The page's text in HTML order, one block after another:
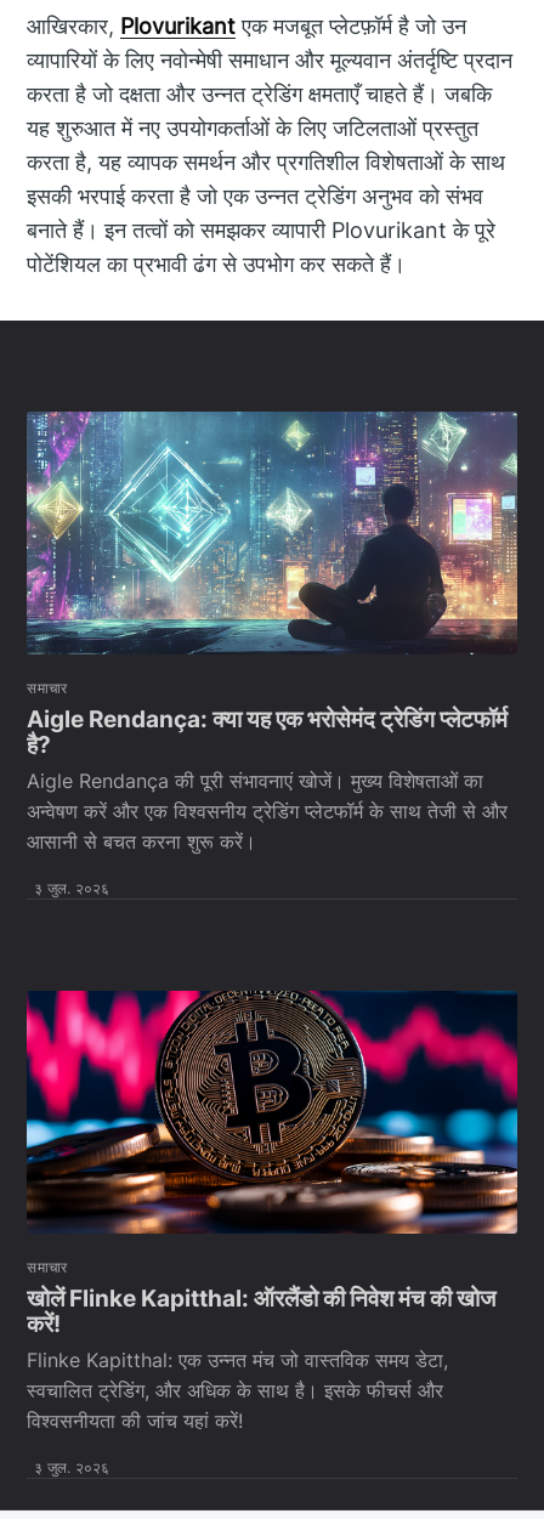
आखिरकार, Plovurikantएक मजबूत प्लेटफ़ॉर्म है जो उन
व्यापारियों के लिए नवोन्मेषी समाधान और मूल्यवान अंतर्दृष्टि प्रदान
करता है जो दक्षता और उन्नत ट्रेडिंग क्षमताएँ चाहते हैं। जबकि
यह शुरुआत में नए उपयोगकर्ताओं के लिए जटिलताओं प्रस्तुत
करता है, यह व्यापक समर्थन और प्रगतिशील विशेषताओं के साथ
इसकी भरपाई करता है जो एक उन्नत ट्रेडिंग अनुभव को संभव
बनाते हैं। इन तत्वों को समझकर व्यापारी Plovurikant के पूरे
पोटेंशियल का प्रभावी ढंग से उपभोग कर सकते हैं।
समाचार
Aigle Rendança: क्या यह एक भरोसेमंद ट्रेडिंग प्लेटफॉर्म
है?
Aigle Rendança की पूरी संभावनाएं खोजें। मुख्य विशेषताओं का
अन्वेषण करें और एक विश्वसनीय ट्रेडिंग प्लेटफॉर्म के साथ तेजी से और
आसानी से बचत करना शुरू करें।
३ जुल. २०२६
समाचार
खोलें Flinke Kapitthal: ऑरलैंडो की निवेश मंच की खोज
करें!
Flinke Kapitthal: एक उन्नत मंच जो वास्तविक समय डेटा,
स्वचालित ट्रेडिंग, और अधिक के साथ है। इसके फीचर्स और
विश्वसनीयता की जांच यहां करें!
३ जुल. २०२६